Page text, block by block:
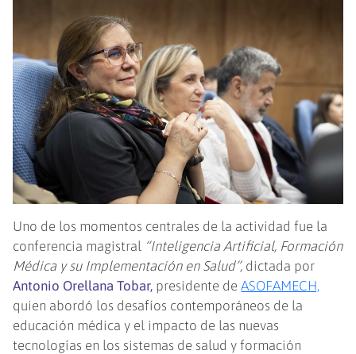
Uno de los momentos centrales de la actividad fue la
conferencia magistral “Inteligencia Artificial, Formación
Médica y su Implementación en Salud”, dictada por
Antonio Orellana Tobar, presidente deASOFAMECH,
quien abordó los desafíos contemporáneos de la
educación médica y el impacto de las nuevas
tecnologías en los sistemas de salud y formación